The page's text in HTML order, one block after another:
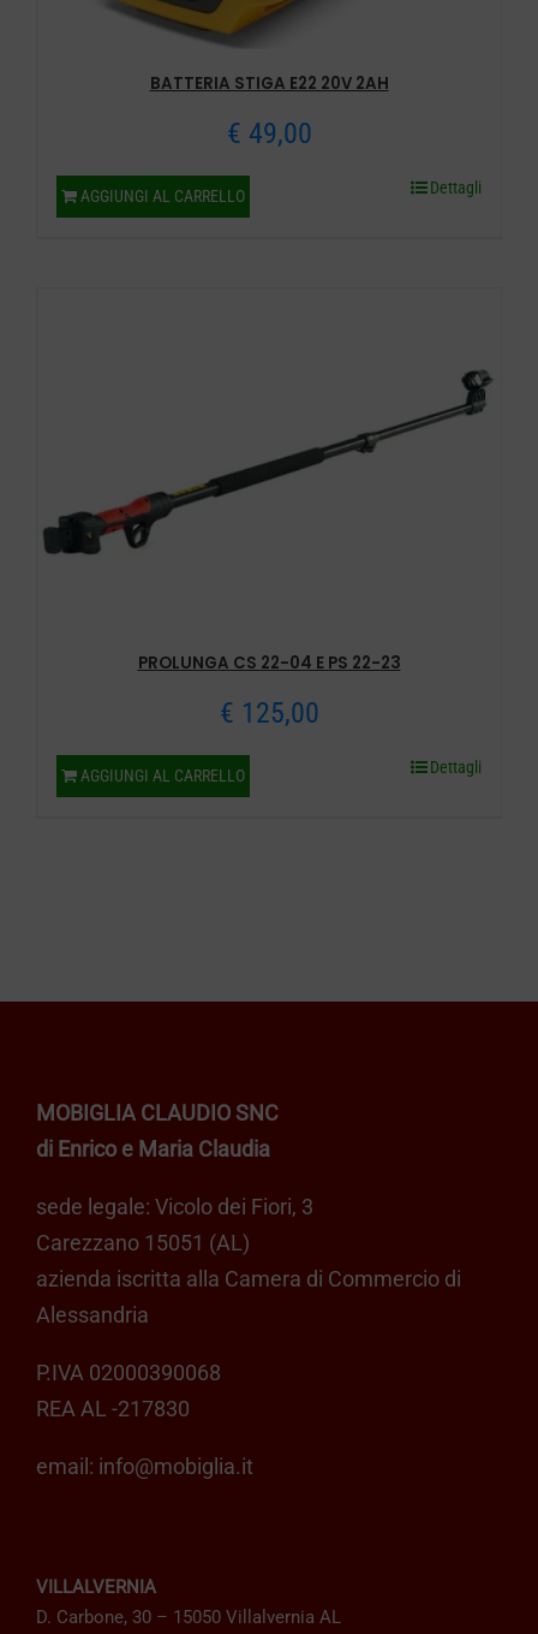
BATTERIA STIGA E22 20V 2AH
€ 49,00
AGGIUNGI AL CARRELLO Dettagli
PROLUNGA CS 22-04 E PS 22-23
€ 125,00
AGGIUNGI AL CARRELLO Dettagli
MOBIGLIA CLAUDIO SNC
di Enrico e Maria Claudia
sede legale: Vicolo dei Fiori, 3
Carezzano 15051 (AL)
azienda iscritta alla Camera di Commercio di
Alessandria
P.IVA 02000390068
REA AL -217830
email: info@mobiglia.it
VILLALVERNIA
D. Carbone, 30 – 15050 Villalvernia AL